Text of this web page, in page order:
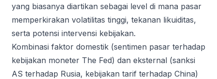
yang biasanya diartikan sebagai level di mana pasar
memperkirakan volatilitas tinggi, tekanan likuiditas,
serta potensi intervensi kebijakan.
Kombinasi faktor domestik (sentimen pasar terhadap
kebijakan moneter The Fed) dan eksternal (sanksi
AS terhadap Rusia, kebijakan tarif terhadap China)